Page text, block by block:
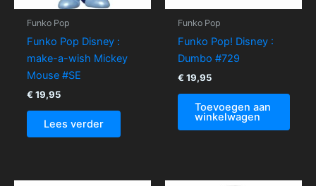
Funko Pop
Funko Pop Disney :
make-a-wish Mickey
Mouse #SE
€ 19,95
Lees verder
Funko Pop
Funko Pop! Disney :
Dumbo #729
€ 19,95
Toevoegen aan
winkelwagen